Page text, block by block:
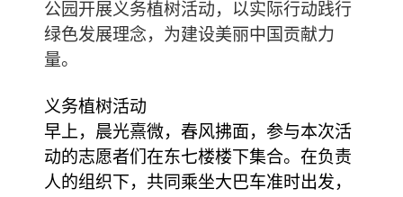
公园开展义务植树活动，以实际行动践行
绿色发展理念，为建设美丽中国贡献力
量。
义务植树活动
早上，晨光熹微，春风拂面，参与本次活
动的志愿者们在东七楼楼下集合。在负责
人的组织下，共同乘坐大巴车准时出发，